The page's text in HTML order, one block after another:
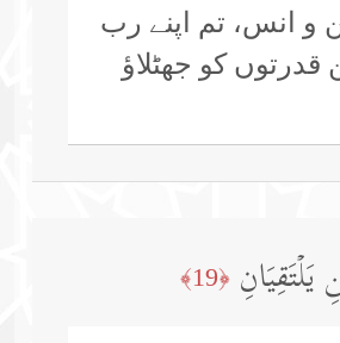
انس، تم اپنے رب
کو جھٹلاؤ
﴿19﴾